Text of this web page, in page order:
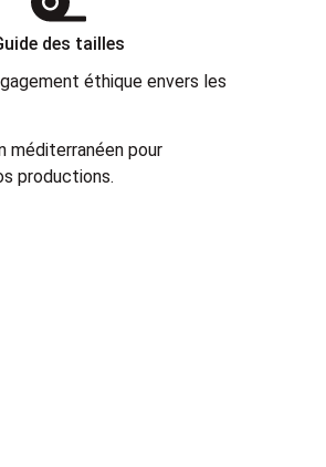
des tailles
éthique envers les
méditerranéen pour
productions.